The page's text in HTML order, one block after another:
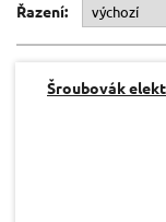
Řazení:
Šroubovák